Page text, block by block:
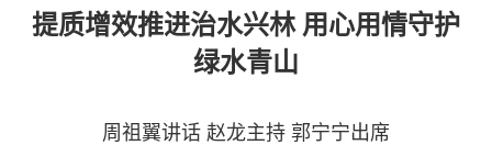
提质增效推进治水兴林 用心用情守护
绿水青山
周祖翼讲话 赵龙主持 郭宁宁出席